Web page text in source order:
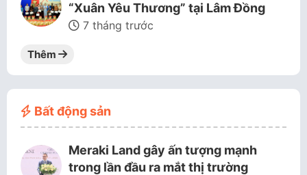
“Xuân Yêu Thương” tại Lâm Đồng
7 tháng trước
Thêm
Bất động sản
Meraki Land gây ấn tượng mạnh
trong lần đầu ra mắt thị trường